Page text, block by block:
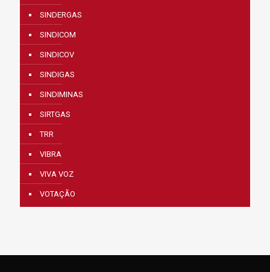
SINDERGAS
SINDICOM
SINDICOV
SINDIGAS
SINDIMINAS
SIRTGAS
TRR
VIBRA
VIVA VOZ
VOTAÇÃO